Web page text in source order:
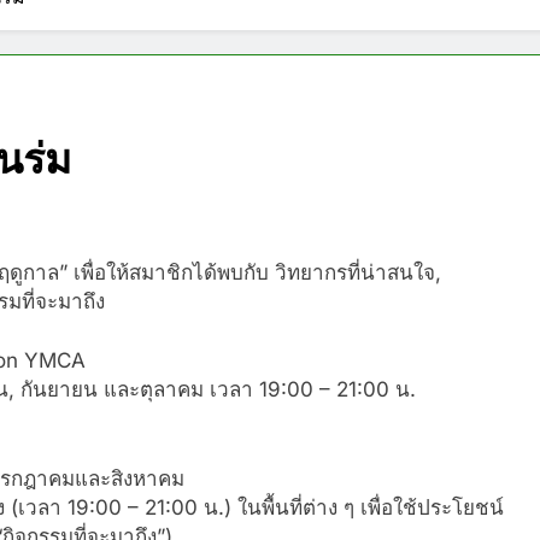
ร่ม
ดูกาล” เพื่อให้สมาชิกได้พบกับ วิทยากรที่น่าสนใจ,
มที่จะมาถึง
YMCA
นยายน และตุลาคม เวลา 19:00 – 21:00 น.
กฎาคมและสิงหาคม
เวลา 19:00 – 21:00 น.) ในพื้นที่ต่าง ๆ เพื่อใช้ประโยชน์